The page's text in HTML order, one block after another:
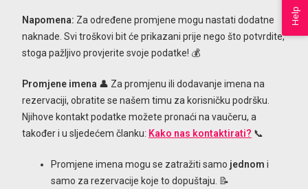
Napomena: Za određene promjene mogu nastati dodatne
naknade. Svi troškovi bit će prikazani prije nego što potvrdite,
stoga pažljivo provjerite svoje podatke! 💰
Promjene imena 👤 Za promjenu ili dodavanje imena na
rezervaciji, obratite se našem timu za korisničku podršku.
Njihove kontakt podatke možete pronaći na vaučeru, a
također i u sljedećem članku: Kako nas kontaktirati? 📞
Promjene imena mogu se zatražiti samo jednom i
samo za rezervacije koje to dopuštaju. 📝
Help